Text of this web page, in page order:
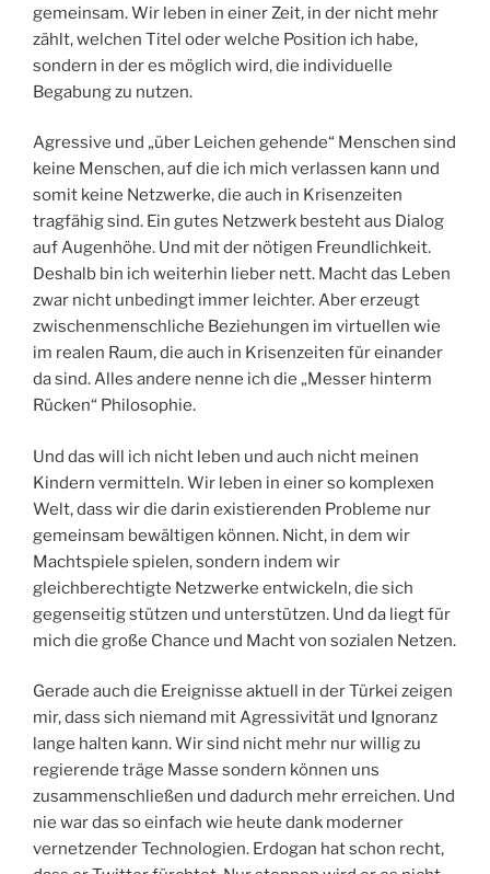
gemeinsam. Wir leben in einer Zeit, in der nicht mehr
zählt, welchen Titel oder welche Position ich habe,
sondern in der es möglich wird, die individuelle
Begabung zu nutzen.
Agressive und „über Leichen gehende“ Menschen sind
keine Menschen, auf die ich mich verlassen kann und
somit keine Netzwerke, die auch in Krisenzeiten
tragfähig sind. Ein gutes Netzwerk besteht aus Dialog
auf Augenhöhe. Und mit der nötigen Freundlichkeit.
Deshalb bin ich weiterhin lieber nett. Macht das Leben
zwar nicht unbedingt immer leichter. Aber erzeugt
zwischenmenschliche Beziehungen im virtuellen wie
im realen Raum, die auch in Krisenzeiten für einander
da sind. Alles andere nenne ich die „Messer hinterm
Rücken“ Philosophie.
Und das will ich nicht leben und auch nicht meinen
Kindern vermitteln. Wir leben in einer so komplexen
Welt, dass wir die darin existierenden Probleme nur
gemeinsam bewältigen können. Nicht, in dem wir
Machtspiele spielen, sondern indem wir
gleichberechtigte Netzwerke entwickeln, die sich
gegenseitig stützen und unterstützen. Und da liegt für
mich die große Chance und Macht von sozialen Netzen.
Gerade auch die Ereignisse aktuell in der Türkei zeigen
mir, dass sich niemand mit Agressivität und Ignoranz
lange halten kann. Wir sind nicht mehr nur willig zu
regierende träge Masse sondern können uns
zusammenschließen und dadurch mehr erreichen. Und
nie war das so einfach wie heute dank moderner
vernetzender Technologien. Erdogan hat schon recht,